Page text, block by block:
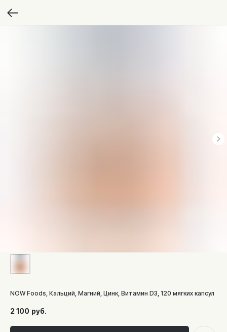
NOW Foods, Кальций, Магний, Цинк, Витамин D3, 120 мягких капсул
2 100 руб.